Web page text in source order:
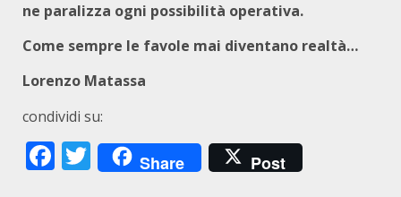
ne paralizza ogni possibilità operativa.
Come sempre le favole mai diventano realtà…
Lorenzo Matassa
condividi su:
Facebook
Twitter
Share Post